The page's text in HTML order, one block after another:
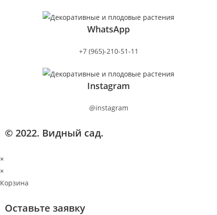
WhatsApp
+7 (965)-210-51-11
Instagram
@instagram
© 2022. Видный сад.
×
×
Корзина
Оставьте заявку